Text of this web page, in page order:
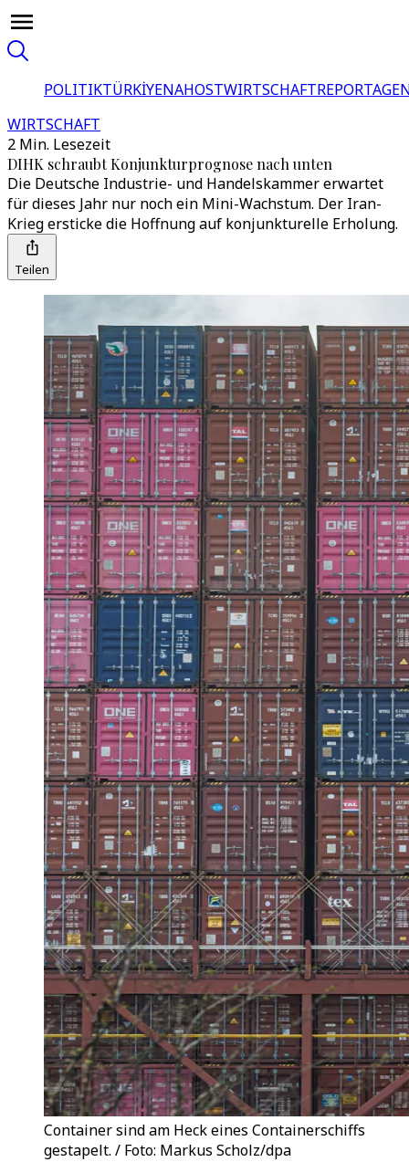
POLITIKTÜRKİYENAHOSTWIRTSCHAFT
WIRTSCHAFT
2 Min. Lesezeit
DIHK schraubt Konjunkturprognose nach unten
Die Deutsche Industrie- und Handelskammer erwartet
für dieses Jahr nur noch ein Mini-Wachstum. Der Iran-
Krieg ersticke die Hoffnung auf konjunkturelle Erholung.
Teilen
Container sind am Heck eines Containerschiffs
gestapelt. / Foto: Markus Scholz/dpa